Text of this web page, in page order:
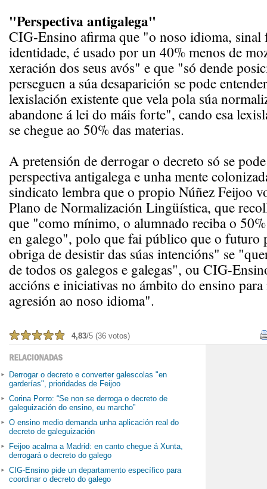
"Perspectiva antigalega"
CIG-Ensino afirma que "o noso idioma, sinal
identidade, é usado por un 40% menos de
xeración dos seus avós" e que "só dende
perseguen a súa desaparición se pode
lexislación existente que vela pola súa
abandone á lei do máis forte", cando esa
se chegue ao 50% das materias.
A pretensión de derrogar o decreto só se
perspectiva antigalega e unha mente
sindicato lembra que o propio Núñez Feijoo
Plano de Normalización Lingüística, que
que "como mínimo, o alumnado reciba o
en galego", polo que fai público que o futuro
obriga de desistir das súas intencións" se
de todos os galegos e galegas", ou CIG-
accións e iniciativas no ámbito do ensino
agresión ao noso idioma".
4,83/5 (36 votos)
Derrogar o decreto e converter galescolas "en
garderías", prioridades de Feijoo
Corina Porro: “Se non se derroga o decreto de
galeguización do ensino, eu marcho”
O ensino medio demanda unha aplicación real do
decreto de galeguización
Feijoo acalma a Madrid: en canto chegue á Xunta,
derrogará o decreto do galego
CIG-Ensino pide un departamento específico para
coordinar o decreto do galego